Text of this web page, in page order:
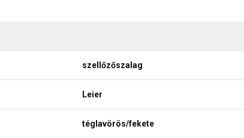
szellőzőszalag
Leier
téglavörös/fekete